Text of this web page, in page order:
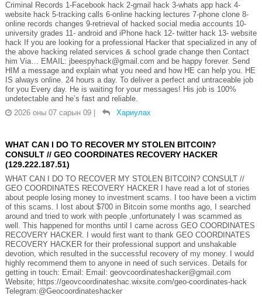
Criminal Records 1-Facebook hack 2-gmail hack 3-whats app hack 4-
website hack 5-tracking calls 6-online hacking lectures 7-phone clone 8-
online records changes 9-retrieval of hacked social media accounts 10-
university grades 11- android and iPhone hack 12- twitter hack 13- website
hack If you are looking for a professional Hacker that specialized in any of
the above hacking related services & school grade change then Contact
him Via… EMAIL: jbeespyhack@gmail.com and be happy forever. Send
HIM a message and explain what you need and how HE can help you. HE
IS always online. 24 hours a day. To deliver a perfect and untraceable job
for you Every day. He is waiting for your messages! His job is 100%
undetectable and he’s fast and reliable.
2026 оны 07 сарын 09 | Хариулах
WHAT CAN I DO TO RECOVER MY STOLEN BITCOIN?
CONSULT // GEO COORDINATES RECOVERY HACKER
(129.222.187.51)
WHAT CAN I DO TO RECOVER MY STOLEN BITCOIN? CONSULT //
GEO COORDINATES RECOVERY HACKER I have read a lot of stories
about people losing money to investment scams. I too have been a victim
of this scams. I lost about $700 in Bitcoin some months ago, I searched
around and tried to work with people ,unfortunately I was scammed as
well. This happened for months until I came across GEO COORDINATES
RECOVERY HACKER. I would first want to thank GEO COORDINATES
RECOVERY HACKER for their professional support and unshakable
devotion, which resulted in the successful recovery of my money. I would
highly recommend them to anyone in need of such services. Details for
getting in touch: Email: Email: geovcoordinateshacker@gmail.com
Website; https://geovcoordinateshac.wixsite.com/geo-coordinates-hack
Telegram:@Geocoordinateshacker